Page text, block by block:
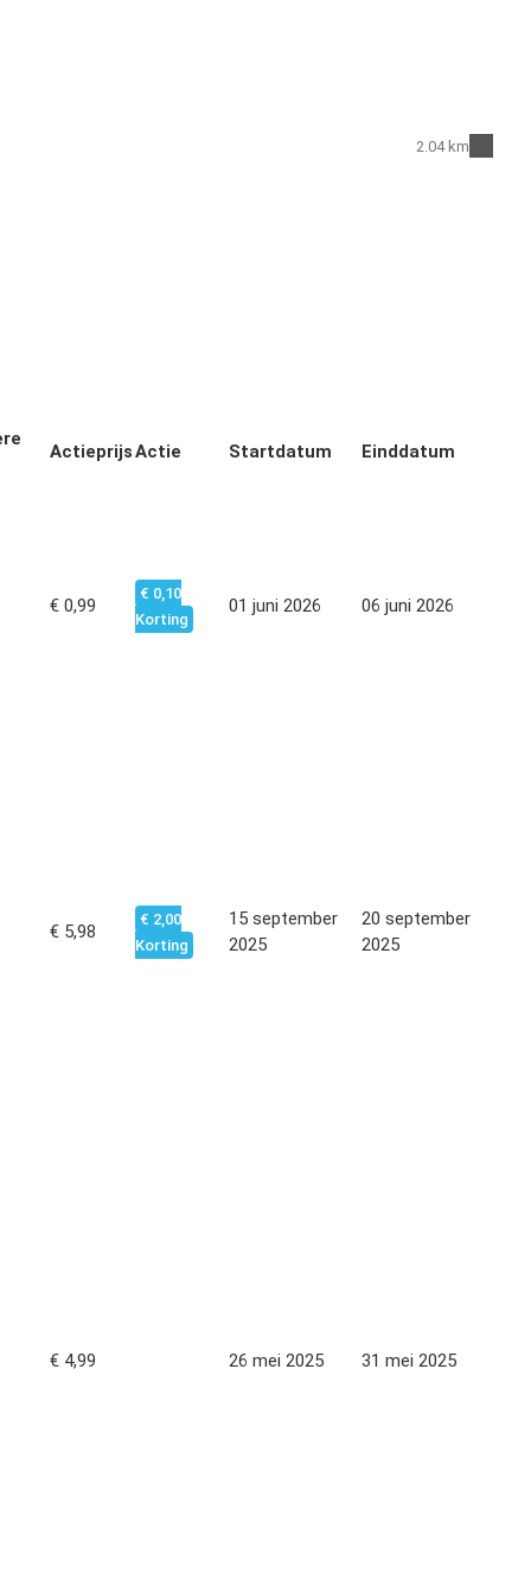
2.04 km
ActieprijsActie Startdatum Einddatum
€ 0,99
€ 0,10
Korting
01 juni 2026 06 juni 2026
€ 5,98
€ 2,00
Korting
15 september
2025
20 september
2025
€ 4,99 26 mei 2025 31 mei 2025